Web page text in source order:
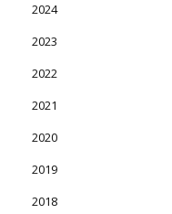
2024
2023
2022
2021
2020
2019
2018